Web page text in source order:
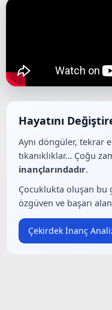
Hayatını
Aynı döngüler, tekrar
tıkanıklıklar… Çoğu
inançlarındadır.
Çocuklukta oluşan bu
özgüven ve başarı
Çekirdek İnanç